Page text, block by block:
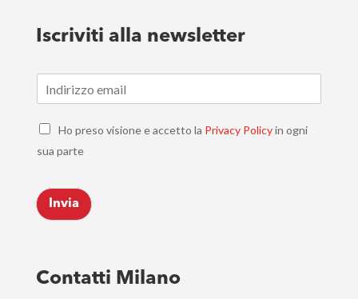
Iscriviti alla newsletter
m
C
e
k
b
o
s
*
Ho preso visione e accetto la Privacy Policyin ogni
sua parte
Invia
Contatti Milano